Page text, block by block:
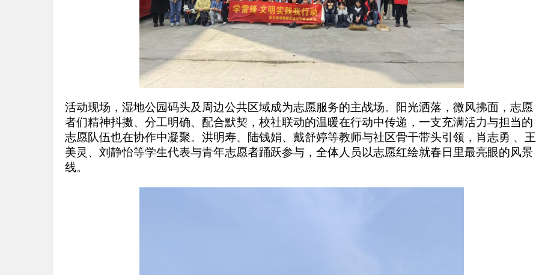
活动现场，湿地公园码头及周边公共区域成为志愿服务的主战场。阳光洒落，微风拂面，志愿
者们精神抖擞、分工明确、配合默契，校社联动的温暖在行动中传递，一支充满活力与担当的
志愿队伍也在协作中凝聚。洪明寿、陆钱娟、戴舒婷等教师与社区骨干带头引领，肖志勇 、王
美灵、刘静怡等学生代表与青年志愿者踊跃参与，全体人员以志愿红绘就春日里最亮眼的风景
线。